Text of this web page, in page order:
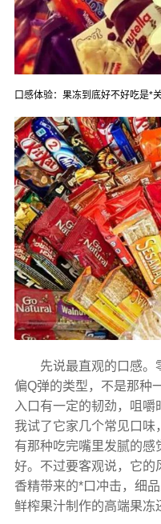
口感体验：果冻到底好不好吃是*
先说最直观的口感。
偏Q弹的类型，不是那种
入口有一定的韧劲，咀嚼
我试了它家几个常见口味
有那种吃完嘴里发腻的感
好。不过要客观说，它的
香精带来的*口冲击，细
鲜榨果汁制作的高端果冻